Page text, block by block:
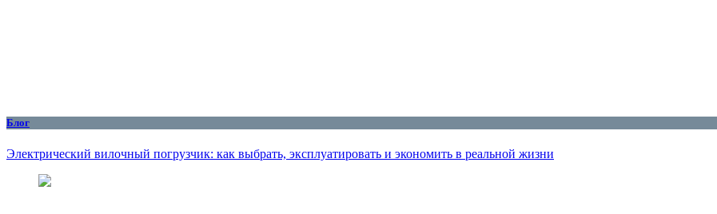
Блог
Электрический вилочный погрузчик: как выбрать, эксплуатировать и экономить в реальной жизни